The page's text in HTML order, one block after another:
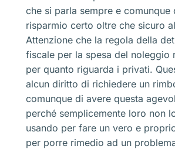
che si parla sempre e comunque
risparmio certo oltre che sicuro
Attenzione che la regola della
fiscale per la spesa del noleggio
per quanto riguarda i privati.
alcun diritto di richiedere un
comunque di avere questa
perché semplicemente loro non
usando per fare un vero e
per porre rimedio ad un